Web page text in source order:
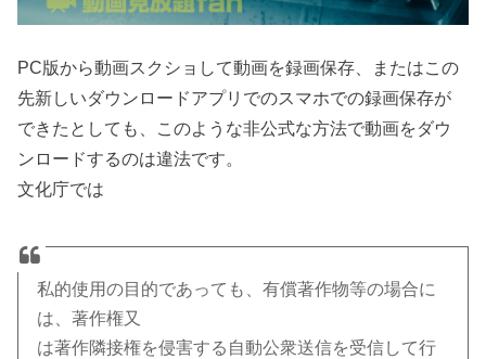
PC版から動画スクショして動画を録画保存、またはこの
先新しいダウンロードアプリでのスマホでの録画保存が
できたとしても、このような非公式な方法で動画をダウ
ンロードするのは違法です。
文化庁では
私的使用の目的であっても、有償著作物等の場合に
は、著作権又
は著作隣接権を侵害する自動公衆送信を受信して行